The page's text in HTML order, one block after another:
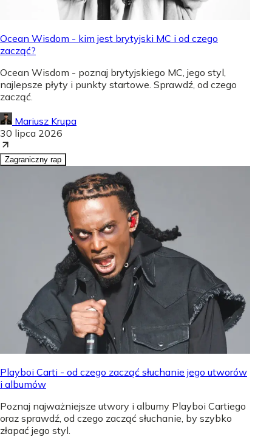
Ocean Wisdom - kim jest brytyjski MC i od czego
zacząć?
Ocean Wisdom - poznaj brytyjskiego MC, jego styl,
najlepsze płyty i punkty startowe. Sprawdź, od czego
zacząć.
Mariusz Krupa
30 lipca 2026
Zagraniczny rap
Playboi Carti - od czego zacząć słuchanie jego utworów
i albumów
Poznaj najważniejsze utwory i albumy Playboi Cartiego
oraz sprawdź, od czego zacząć słuchanie, by szybko
złapać jego styl.